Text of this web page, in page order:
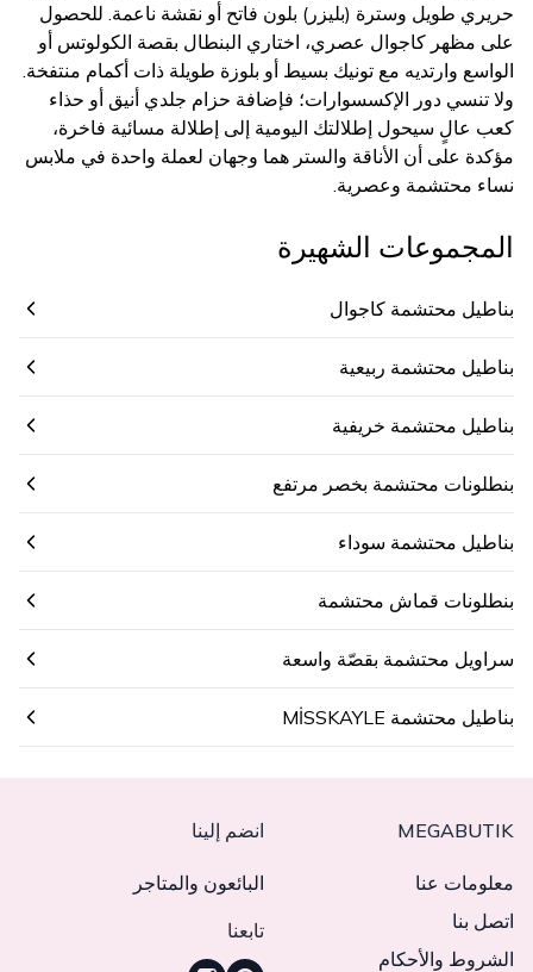
حريري طويل وسترة (بليزر) بلون فاتح أو نقشة ناعمة. للحصول
على مظهر كاجوال عصري، اختاري البنطال بقصة الكولوتس أو
الواسع وارتديه مع تونيك بسيط أو بلوزة طويلة ذات أكمام منتفخة.
ولا تنسي دور الإكسسوارات؛ فإضافة حزام جلدي أنيق أو حذاء
كعب عالٍ سيحول إطلالتك اليومية إلى إطلالة مسائية فاخرة،
مؤكدة على أن الأناقة والستر هما وجهان لعملة واحدة في ملابس
نساء محتشمة وعصرية.
المجموعات الشهيرة
بناطيل محتشمة كاجوال
بناطيل محتشمة ربيعية
بناطيل محتشمة خريفية
بنطلونات محتشمة بخصر مرتفع
بناطيل محتشمة سوداء
بنطلونات قماش محتشمة
سراويل محتشمة بقصّة واسعة
بناطيل محتشمة MİSSKAYLE
MEGABUTIK
معلومات عنا
اتصل بنا
الشروط والأحكام
انضم إلينا
البائعون والمتاجر
تابعنا